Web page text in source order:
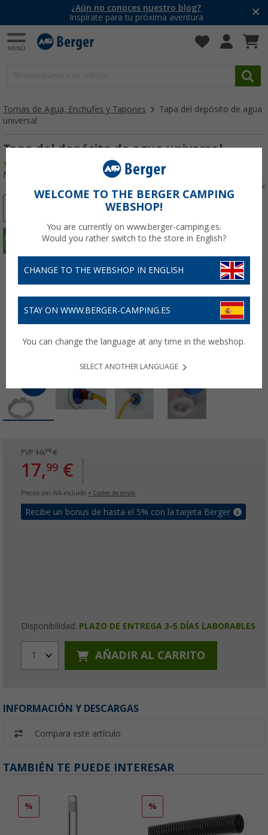
¿Aún no conoces nuestro blog?
Inspírate para tu próxima aventura
Tomas de Agua, Enchufes y Tapones
Tapa del depósito de agua
universal
Tapa del depósito de agua universal
100)
Nº de artículo 232950
PVP 19,90€
17,99 €
Precios con IVA incluido + Costes de envío
Recibe un bonus de hasta el 5% con la tarjeta Berger
Disponibilidad: PLAZO DE ENTREGA 3-5 DÍAS LABORABLES
1 AÑADIR AL CARRITO
INFORMACIÓN Y DESCARGAS
Compara este artículo
TAMBIÉN TE PUEDE INTERESAR
% %
WELCOME TO THE BERGER CAMPING
WEBSHOP!
You are currently on www.berger-camping.es.
Would you rather switch to the store in English?
CHANGE TO THE WEBSHOP IN ENGLISH
STAY ON WWW.BERGER-CAMPING.ES
You can change the language at any time in the webshop.
SELECT ANOTHER LANGUAGE